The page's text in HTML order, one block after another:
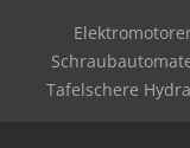
Tafelschere